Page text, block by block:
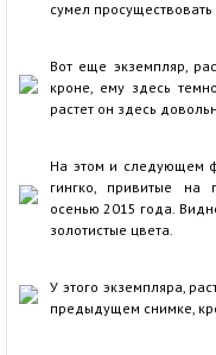
сумел
Вот еще экземпляр,
кроне, ему здесь
растет он здесь
На этом и следующем
гингко, привитые на
осенью 2015 года.
золотистые цвета.
У этого экземпляра,
предыдущем снимке,